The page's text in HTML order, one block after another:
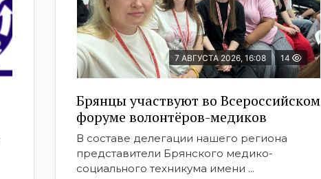
7 АВГУСТА 2026, 16:08 14
Брянцы участвуют во Всероссийском
форуме волонтёров-медиков
В составе делегации нашего региона
представители Брянского медико-
социального техникума имени ...